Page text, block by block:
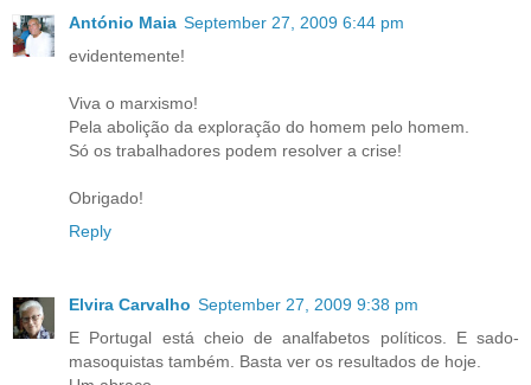
António Maia September 27, 2009 6:44 pm
evidentemente!
Viva o marxismo!
Pela abolição da exploração do homem pelo homem.
Só os trabalhadores podem resolver a crise!
Obrigado!
Reply
Elvira Carvalho September 27, 2009 9:38 pm
E Portugal está cheio de analfabetos políticos. E sado-
masoquistas também. Basta ver os resultados de hoje.